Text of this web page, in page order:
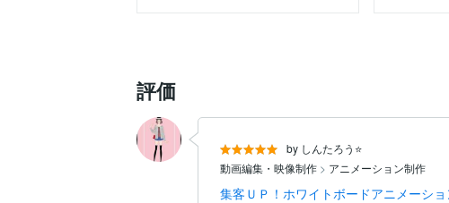
評価
by しんたろう⭐️
動画編集・映像制作 > アニメーション制作
集客ＵＰ！ホワイトボードアニメーシ